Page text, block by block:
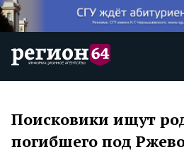
Поисковики ищут
погибшего под